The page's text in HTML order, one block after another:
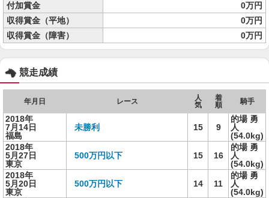
付加賞金
0万円
収得賞金（平地）
0万円
収得賞金（障害）
0万円
競走成績
年月日 レース
人
気
着
順
騎手
2018年
7月14日
福島
未勝利 15 9
的場 勇
人
(54.0kg)
2018年
5月27日
東京
500万円以下 15 16
的場 勇
人
(54.0kg)
2018年
5月20日
東京
500万円以下 14 11
的場 勇
人
(54.0kg)